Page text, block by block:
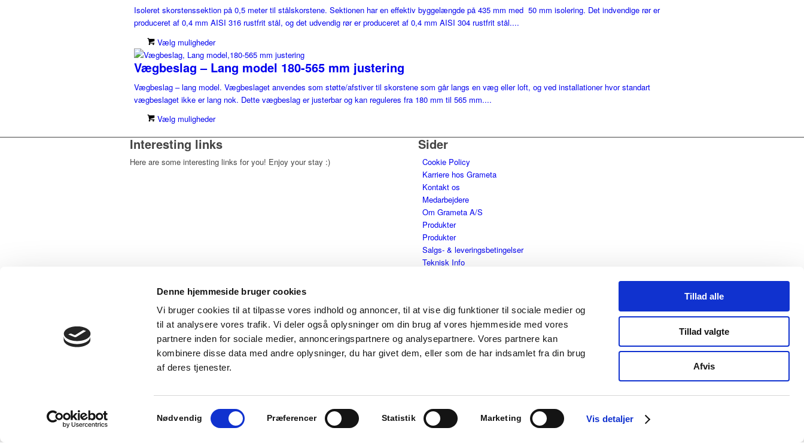
Denne hjemmeside bruger cookies
Vi bruger cookies til at tilpasse vores indhold og annoncer, til at vise dig funktioner til sociale medier og
til at analysere vores trafik. Vi deler også oplysninger om din brug af vores hjemmeside med vores
partnere inden for sociale medier, annonceringspartnere og analysepartnere. Vores partnere kan
kombinere disse data med andre oplysninger, du har givet dem, eller som de har indsamlet fra din brug
af deres tjenester.
Samtykkevalg
Nødvendig Præferencer Statistik Marketing Vis detaljer
Tillad alle
Tillad valgte
Afvis
Isoleret skorstenssektion på 0,5 meter til stålskorstene. Sektionen har en effektiv byggelængde på 435 mm med 50 mm isolering. Det indvendige rør er
produceret af 0,4 mm AISI 316 rustfrit stål, og det udvendig rør er produceret af 0,4 mm AISI 304 rustfrit stål....
Vælg muligheder
Vægbeslag – Lang model 180-565 mm justering
Vægbeslag – lang model. Vægbeslaget anvendes som støtte/afstiver til skorstene som går langs en væg eller loft, og ved installationer hvor standart
vægbeslaget ikke er lang nok. Dette vægbeslag er justerbar og kan reguleres fra 180 mm til 565 mm....
Vælg muligheder
Interesting links
Here are some interesting links for you! Enjoy your stay :)
Sider
Cookie Policy
Karriere hos Grameta
Kontakt os
Medarbejdere
Om Grameta A/S
Produkter
Produkter
Salgs- & leveringsbetingelser
Teknisk Info
© Copyright - Grameta
SUN WP muf/muf med alm. hdt.
Translate